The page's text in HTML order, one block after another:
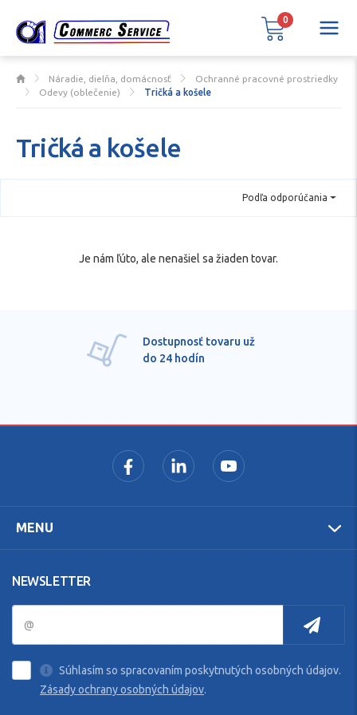
Náradie, dielňa, domácnosť
Ochranné pracovné prostriedky
Odevy (oblečenie)
Tričká a košele
Tričká a košele
Podľa odporúčania
Je nám ľúto, ale nenašiel sa žiaden tovar.
Dostupnosť tovaru už
do 24 hodín
MENU
NEWSLETTER
Súhlasím so spracovaním poskytnutých osobných údajov.
Zásady ochrany osobných údajov.
0